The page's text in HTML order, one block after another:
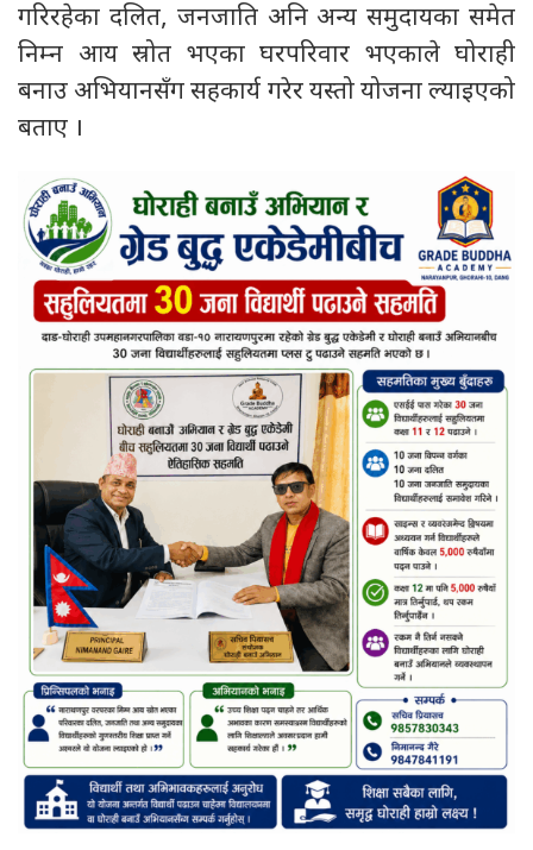
गरिरहेका दलित, जनजाति अनि अन्य समुदायका समेत
निम्न आय स्रोत भएका घरपरिवार भएकाले घोराही
बनाउ अभियानसँग सहकार्य गरेर यस्तो योजना ल्याइएको
बताए ।